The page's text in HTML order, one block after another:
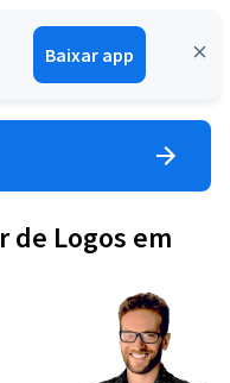
Baixar app
Entrar
de Logos em